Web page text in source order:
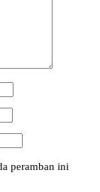
peramban ini